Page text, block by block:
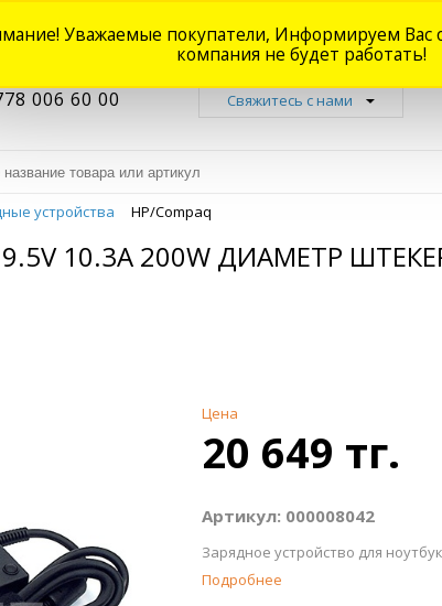
Новости Акции Доставка Оплата Наши
006 60 00 Свяжитесь с нами
устройства HP/Compaq
10.3A 200W ДИАМЕТР
Цена
20 649 тг.
Артикул: 000008042
Зарядное устройство для
Подробнее
Уважаемые покупатели, Информируем Вас
компания не будет работать!